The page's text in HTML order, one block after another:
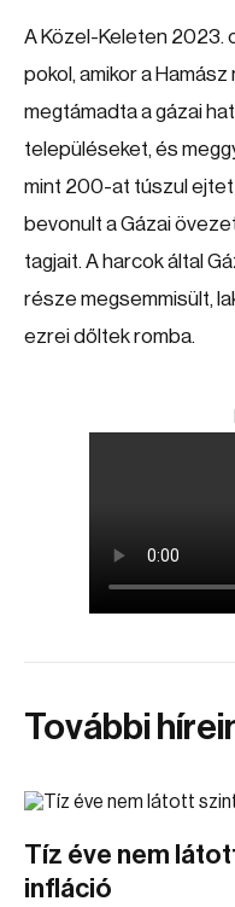
A Közel-Keleten 2023.
pokol, amikor a
megtámadta a gázai
településeket, és
mint 200-at túszul
bevonult a Gázai
tagjait. A harcok által
része megsemmisült,
ezrei dőltek romba.
További
Tíz éve nem
infláció